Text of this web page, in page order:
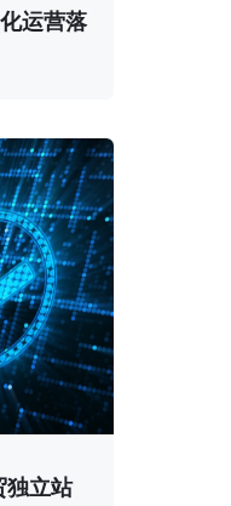
运营落
立站